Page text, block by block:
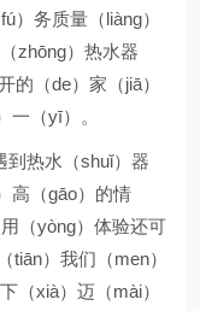
）务质量（liàng）
zhōng）热水器
的（de）家（jiā）
一（yī）。
到热水（shuǐ）器
高（gāo）的情
（yòng）体验还可
tiān）我们（men）
（xià）迈（mài）